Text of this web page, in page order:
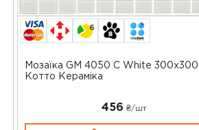
6
Мозаїка GM 4050 C White
Котто Кераміка
456 ₴/шт